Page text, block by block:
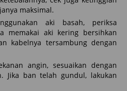
maksimal.
aki basah, periksa
memakai aki kering bersihkan
kabelnya tersambung dengan
angin, sesuaikan dengan
Jika ban telah gundul, lakukan